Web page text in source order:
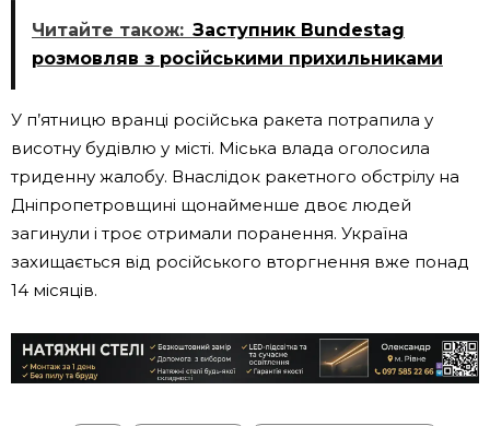
Читайте також: Заступник Bundestag
розмовляв з російськими прихильниками
У п’ятницю вранці російська ракета потрапила у
висотну будівлю у місті. Міська влада оголосила
триденну жалобу. Внаслідок ракетного обстрілу на
Дніпропетровщині щонайменше двоє людей
загинули і троє отримали поранення. Україна
захищається від російського вторгнення вже понад
14 місяців.